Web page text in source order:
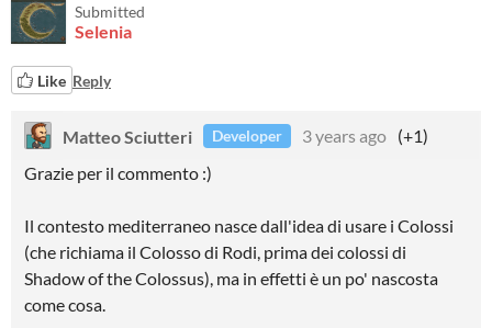
Submitted
Selenia
Like Reply
Matteo Sciutteri Developer 3 years ago (+1)
Grazie per il commento :)
Il contesto mediterraneo nasce dall'idea di usare i Colossi
(che richiama il Colosso di Rodi, prima dei colossi di
Shadow of the Colossus), ma in effetti è un po' nascosta
come cosa.